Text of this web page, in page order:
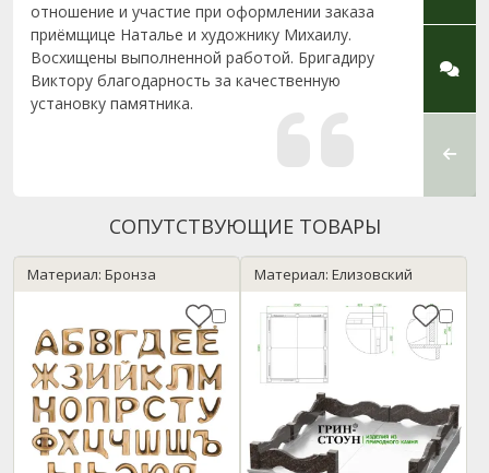
отношение и участие при оформлении заказа
приёмщице Наталье и художнику Михаилу.
Восхищены выполненной работой. Бригадиру
Виктору благодарность за качественную
установку памятника.
СОПУТСТВУЮЩИЕ ТОВАРЫ
Материал: Бронза Материал: Елизовский